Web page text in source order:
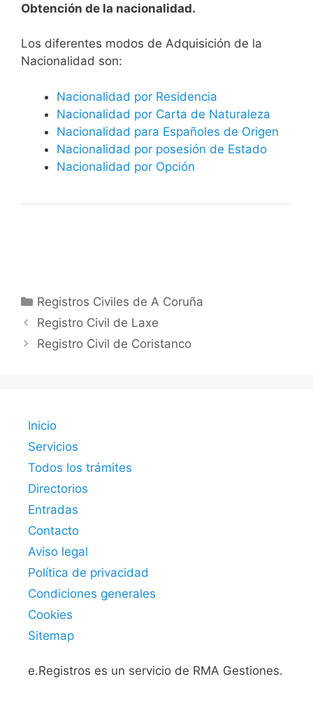
Obtención de la nacionalidad.
​​​Los diferentes modos de Adquisición de la
Nacionalidad son:
Nacionalidad por Residencia
Nacionalidad por Carta de Naturaleza
Nacionalidad para Españoles de Origen
Nacionalidad por posesión de Estado
Nacionalidad por Opción
Categorías
Registros Civiles de A Coruña
Registro Civil de Laxe
Registro Civil de Coristanco
Inicio
Servicios
Todos los trámites
Directorios
Entradas
Contacto
Aviso legal
Política de privacidad
Condiciones generales
Cookies
Sitemap
e.Registros es un servicio de RMA Gestiones.